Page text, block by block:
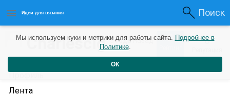
Идеи для вязания Поиск
Charlescig3 года назад 0 0
Профиль
Лента
Мы используем куки и метрики для работы сайта. Подробнее в
Политике.
ОК